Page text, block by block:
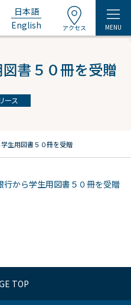
日本語
English
アクセス MENU
書５０冊を受贈
ース
生用図書５０冊を受贈
行から学生用図書５０冊を受贈
TOP